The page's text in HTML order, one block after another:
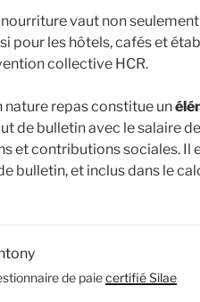
nourriture vaut non
pour les hôtels, cafés et
collective HCR.
nature repas constitue un
de bulletin avec le salaire
et contributions sociales. Il
bulletin, et inclus dans le
de paiecertifié Silae